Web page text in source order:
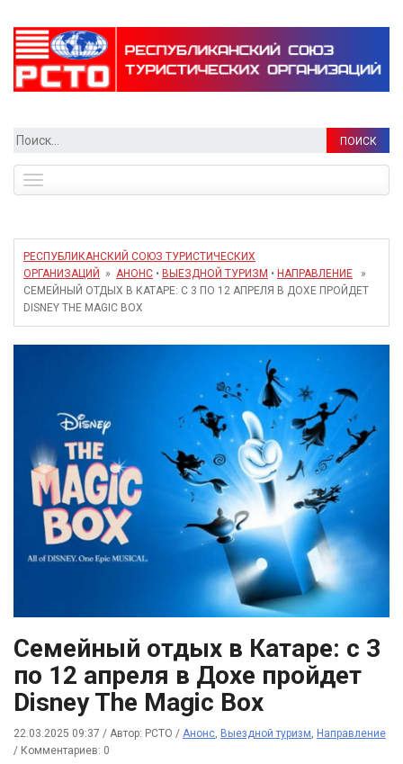
Найти:
navigation
РЕСПУБЛИКАНСКИЙ СОЮЗ ТУРИСТИЧЕСКИХ
ОРГАНИЗАЦИЙ
» АНОНС • ВЫЕЗДНОЙ ТУРИЗМ • НАПРАВЛЕНИЕ »
СЕМЕЙНЫЙ ОТДЫХ В КАТАРЕ: С 3 ПО 12 АПРЕЛЯ В ДОХЕ ПРОЙДЕТ
DISNEY THE MAGIC BOX
Семейный отдых в Катаре: с 3
по 12 апреля в Дохе пройдет
Disney The Magic Box
22.03.2025 09:37 / Автор: РСТО / Анонс, Выездной туризм, Направление
/ Комментариев: 0